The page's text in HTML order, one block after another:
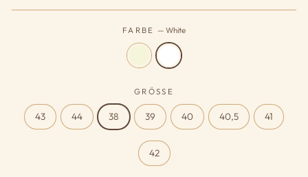
FARBE — White
GRÖSSE
43 44 38 39 40 40,5 41
42